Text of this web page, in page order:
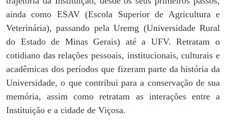
ainda como ESAV (Escola Superior de Agricultura e
Veterinária), passando pela Uremg (Universidade Rural
do Estado de Minas Gerais) até a UFV. Retratam o
cotidiano das relações pessoais, institucionais, culturais e
acadêmicas dos períodos que fizeram parte da história da
Universidade, o que contribui para a conservação de sua
memória, assim como retratam as interações entre a
Instituição e a cidade de Viçosa.